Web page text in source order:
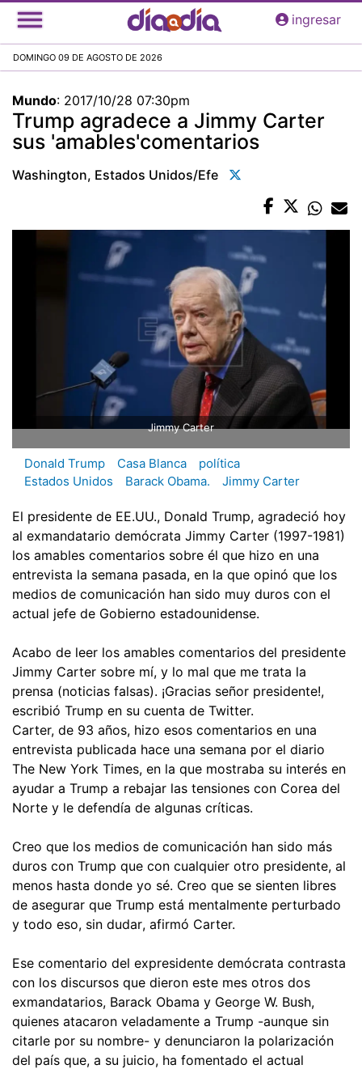
Pasar
al
principal
ingresar
DOMINGO 09 DE AGOSTO DE 2026
Mundo: 2017/10/28 07:30pm
Trump agradece a Jimmy Carter
sus 'amables'comentarios
Washington, Estados Unidos/efe
Jimmy Carter
Donald Trump Casa Blanca
política
Estados Unidos
Barack Obama. Jimmy Carter
El presidente de EE.UU., Donald Trump, agradeció hoy
al exmandatario demócrata Jimmy Carter (1997-1981)
los amables comentarios sobre él que hizo en una
entrevista la semana pasada, en la que opinó que los
medios de comunicación han sido muy duros con el
actual jefe de Gobierno estadounidense.
Acabo de leer los amables comentarios del presidente
Jimmy Carter sobre mí, y lo mal que me trata la
prensa (noticias falsas). ¡Gracias señor presidente!,
escribió Trump en su cuenta de Twitter.
Carter, de 93 años, hizo esos comentarios en una
entrevista publicada hace una semana por el diario
The New York Times, en la que mostraba su interés en
ayudar a Trump a rebajar las tensiones con Corea del
Norte y le defendía de algunas críticas.
Creo que los medios de comunicación han sido más
duros con Trump que con cualquier otro presidente, al
menos hasta donde yo sé. Creo que se sienten libres
de asegurar que Trump está mentalmente perturbado
y todo eso, sin dudar, afirmó Carter.
Ese comentario del expresidente demócrata contrasta
con los discursos que dieron este mes otros dos
exmandatarios, Barack Obama y George W. Bush,
quienes atacaron veladamente a Trump -aunque sin
citarle por su nombre- y denunciaron la polarización
del país que, a su juicio, ha fomentado el actual